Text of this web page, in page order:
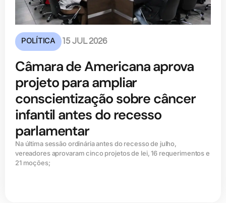
POLÍTICA 15 JUL 2026
Câmara de Americana aprova
projeto para ampliar
conscientização sobre câncer
infantil antes do recesso
parlamentar
Na última sessão ordinária antes do recesso de julho,
vereadores aprovaram cinco projetos de lei, 16 requerimentos e
21 moções;